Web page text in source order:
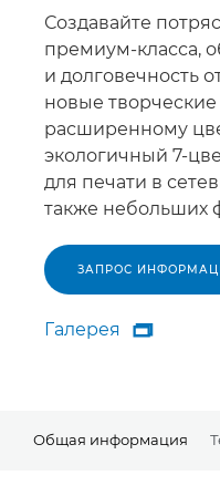
Создавайте
премиум-класса,
и долговечность
новые
расширенному
экологичный 7-
для печати в
также небольших
ЗАПРОС
Галерея
Галерея

Общая информация